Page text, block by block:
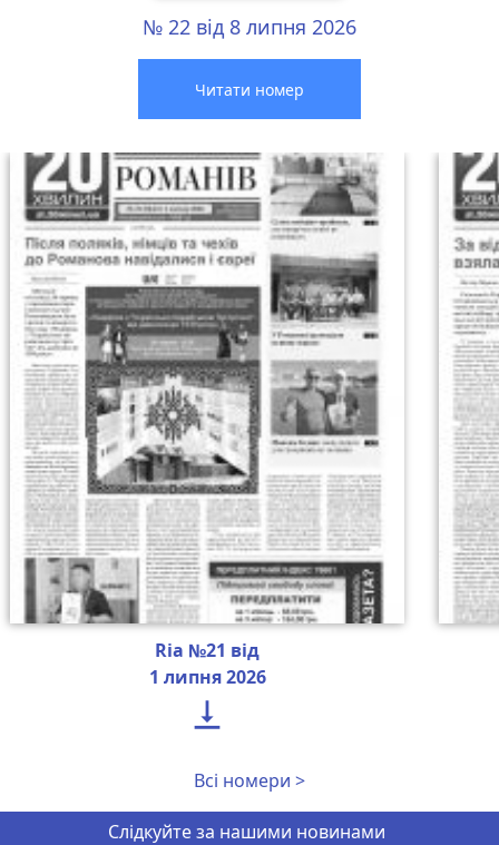
№ 22 від 8 липня 2026
Читати номер
Ria №21 від
1 липня 2026

Всі номери >
Слідкуйте за нашими новинами